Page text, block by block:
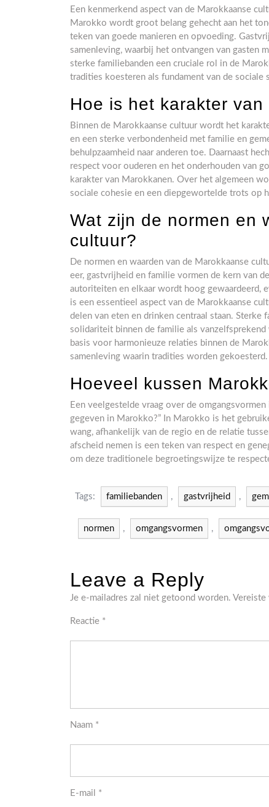
Een kenmerkend aspect van de Marokkaanse
Marokko wordt groot belang gehecht aan het
teken van goede manieren en opvoeding.
samenleving, waarbij het ontvangen van gasten
sterke familiebanden een cruciale rol in de
tradities koesteren als fundament van de sociale
Hoe is het karakter van
Binnen de Marokkaanse cultuur wordt het
en een sterke verbondenheid met familie en
behulpzaamheid naar anderen toe. Daarnaast
respect voor ouderen en het onderhouden van
karakter van Marokkanen. Over het algemeen
sociale cohesie en een diepgewortelde trots op
Wat zijn de normen en
cultuur?
De normen en waarden van de Marokkaanse
eer, gastvrijheid en familie vormen de kern van
autoriteiten en elkaar wordt hoog gewaardeerd,
is een essentieel aspect van de Marokkaanse
delen van eten en drinken centraal staan.
solidariteit binnen de familie als
basis voor harmonieuze relaties binnen de
samenleving waarin tradities worden gekoesterd.
Hoeveel kussen
Een veelgestelde vraag over de
gegeven in Marokko?” In Marokko is het
wang, afhankelijk van de regio en de relatie
afscheid nemen is een teken van respect en
om deze traditionele begroetingswijze te
Tags: familiebanden , gastvrijheid ,
normen , omgangsvormen ,
Leave a Reply
Je e-mailadres zal niet getoond worden. Vereiste
Reactie *
Naam *
E-mail *